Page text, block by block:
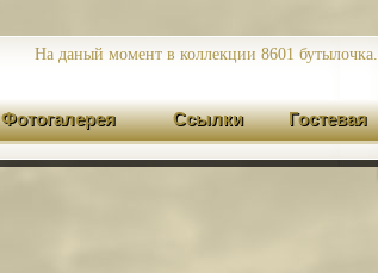
На даный момент в коллекции 8601 бутылочка.
Фотогалерея Ссылки Гостевая